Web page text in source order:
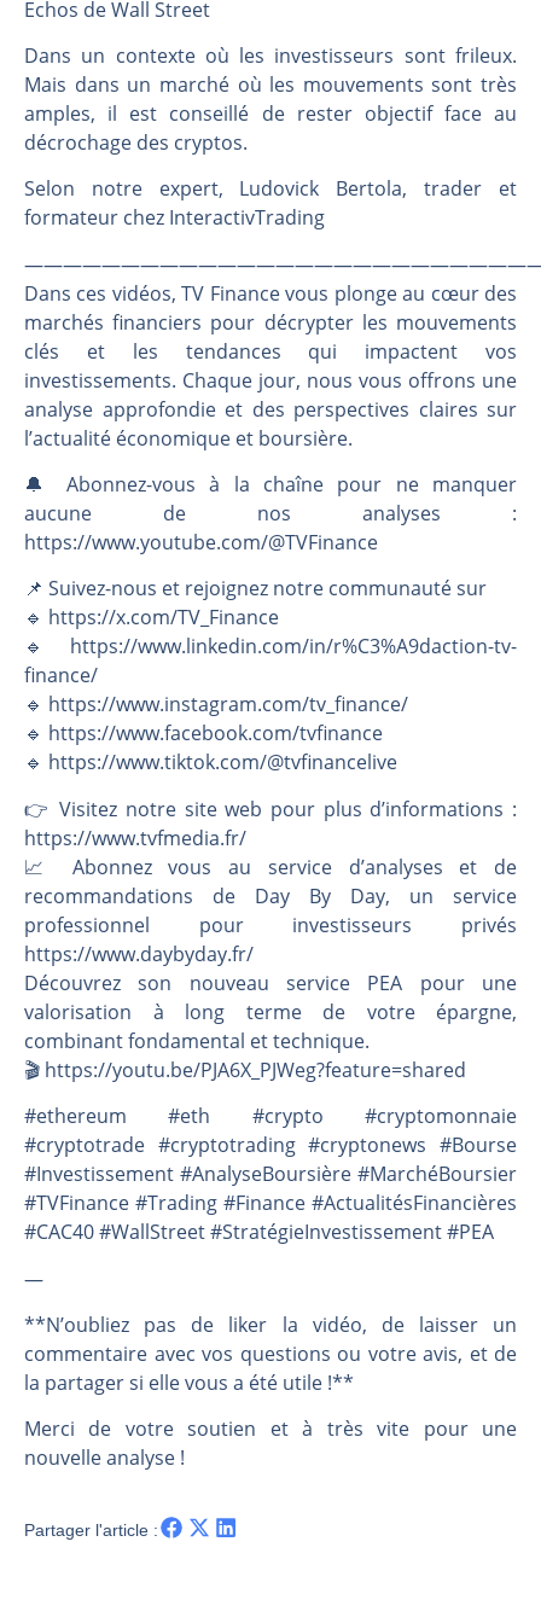
STMICROELECTRONICS : Correction probable | Denis Desclos – Market Movers
Echos de Wall Street
Dans un contexte où les investisseurs sont frileux.
Mais dans un marché où les mouvements sont très
amples, il est conseillé de rester objectif face au
décrochage des cryptos.
Selon notre expert, Ludovick Bertola, trader et
formateur chez InteractivTrading
Dans ces vidéos, TV Finance vous plonge au cœur des
marchés financiers pour décrypter les mouvements
clés et les tendances qui impactent vos
investissements. Chaque jour, nous vous offrons une
analyse approfondie et des perspectives claires sur
l’actualité économique et boursière.
🔔 Abonnez-vous à la chaîne pour ne manquer
aucune de nos analyses :
https://www.youtube.com/@TVFinance
📌 Suivez-nous et rejoignez notre communauté sur
🔹 https://x.com/TV_Finance
🔹 https://www.linkedin.com/in/r%C3%A9daction-tv-
finance/
🔹 https://www.instagram.com/tv_finance/
🔹 https://www.facebook.com/tvfinance
🔹 https://www.tiktok.com/@tvfinancelive
👉️ Visitez notre site web pour plus d’informations :
https://www.tvfmedia.fr/
📈 Abonnez vous au service d’analyses et de
recommandations de Day By Day, un service
professionnel pour investisseurs privés
https://www.daybyday.fr/
Découvrez son nouveau service PEA pour une
valorisation à long terme de votre épargne,
combinant fondamental et technique.
🎬️ https://youtu.be/PJA6X_PJWeg?feature=shared
#ethereum #eth #crypto #cryptomonnaie
#cryptotrade #cryptotrading #cryptonews #Bourse
#Investissement #AnalyseBoursière #MarchéBoursier
#TVFinance #Trading #Finance #ActualitésFinancières
#CAC40 #WallStreet #StratégieInvestissement #PEA
—
**N’oubliez pas de liker la vidéo, de laisser un
commentaire avec vos questions ou votre avis, et de
la partager si elle vous a été utile !**
Merci de votre soutien et à très vite pour une
nouvelle analyse !
Partager l'article :